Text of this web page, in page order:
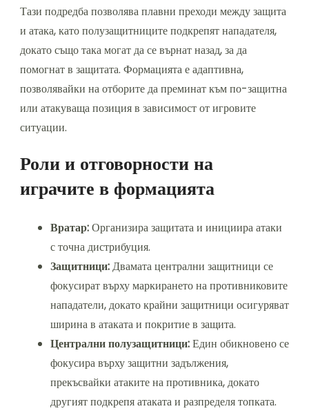
Тази подредба позволява плавни преходи между защита
и атака, като полузащитниците подкрепят нападателя,
докато също така могат да се върнат назад, за да
помогнат в защитата. Формацията е адаптивна,
позволявайки на отборите да преминат към по-защитна
или атакуваща позиция в зависимост от игровите
ситуации.
Роли и отговорности на
играчите в формацията
Вратар:Организира защитата и инициира атаки
с точна дистрибуция.
Защитници:Двамата централни защитници се
фокусират върху маркирането на противниковите
нападатели, докато крайни защитници осигуряват
ширина в атаката и покритие в защита.
Централни полузащитници:Един обикновено се
фокусира върху защитни задължения,
прекъсвайки атаките на противника, докато
другият подкрепя атаката и разпределя топката.